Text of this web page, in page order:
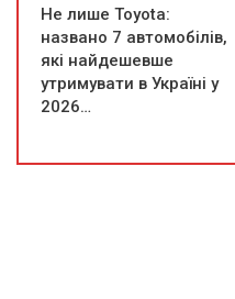
Не лише Toyota:
названо 7 автомобілів,
які найдешевше
утримувати в Україні у
2026…